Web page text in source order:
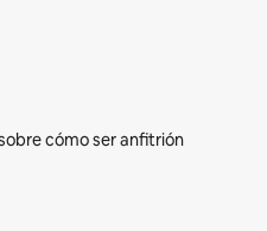
cómo ser anfitrión